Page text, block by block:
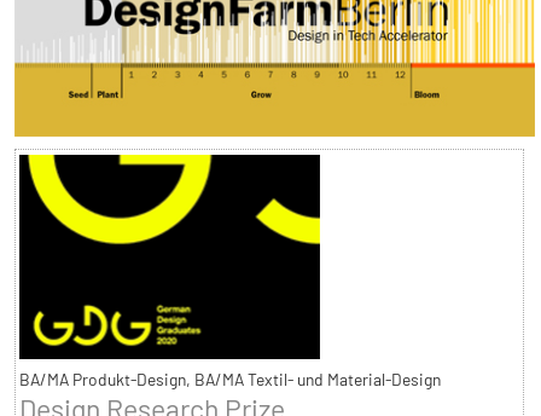
BA/MA Produkt-Design, BA/MA Textil- und Material-Design
Design Research Prize